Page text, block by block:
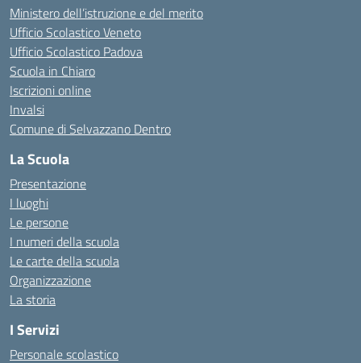
Ministero dell’istruzione e del merito
Ufficio Scolastico Veneto
Ufficio Scolastico Padova
Scuola in Chiaro
Iscrizioni online
Invalsi
Comune di Selvazzano Dentro
La Scuola
Presentazione
I luoghi
Le persone
I numeri della scuola
Le carte della scuola
Organizzazione
La storia
I Servizi
Personale scolastico